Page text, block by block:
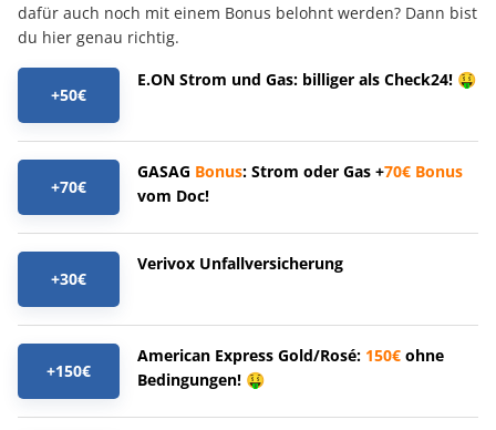
dafür auch noch mit einem Bonus belohnt werden? Dann bist
du hier genau richtig.
+50€
E.ON Strom und Gas: billiger als Check24! 🤑
+70€
GASAG Bonus: Strom oder Gas +70€ Bonus
vom Doc!
+30€
Verivox Unfallversicherung
+150€
American Express Gold/Rosé: 150€ ohne
Bedingungen! 🤑